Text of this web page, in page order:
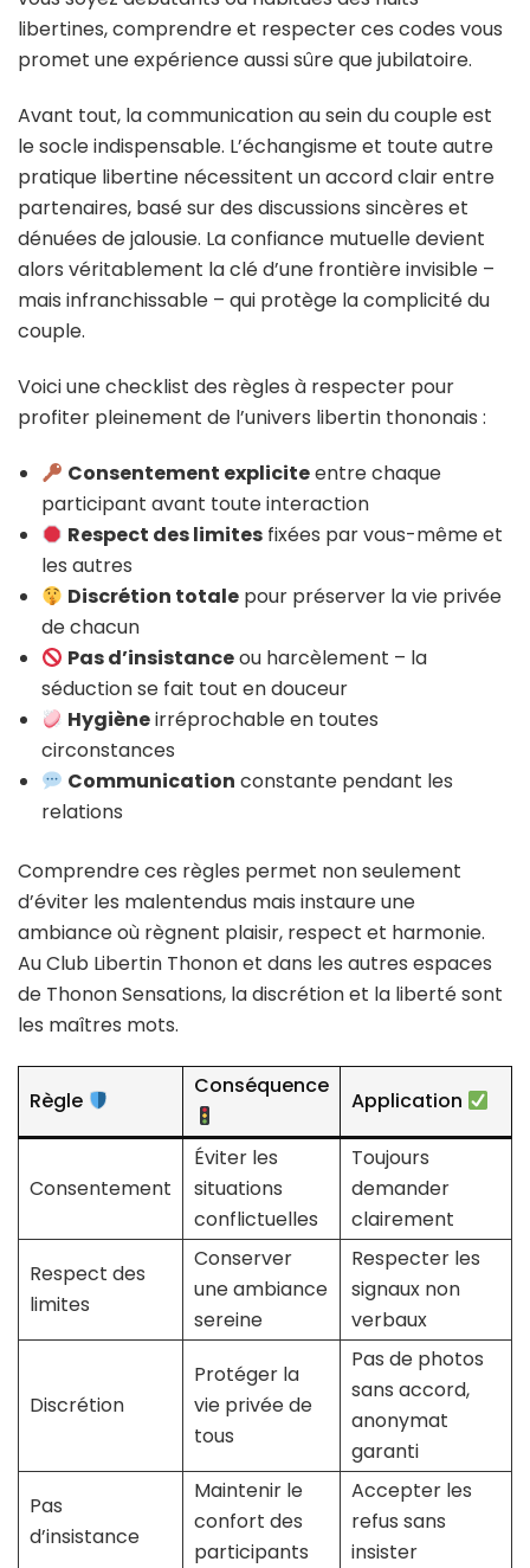
libertines, comprendre et respecter ces codes vous
promet une expérience aussi sûre que jubilatoire.
Avant tout, la communication au sein du couple est
le socle indispensable. L’échangisme et toute autre
pratique libertine nécessitent un accord clair entre
partenaires, basé sur des discussions sincères et
dénuées de jalousie. La confiance mutuelle devient
alors véritablement la clé d’une frontière invisible –
mais infranchissable – qui protège la complicité du
couple.
Voici une checklist des règles à respecter pour
profiter pleinement de l’univers libertin thononais :
Consentement expliciteentre chaque
participant avant toute interaction
Respect des limites fixées par vous-même et
les autres
Discrétion totale pour préserver la vie privée
de chacun
Pas d’insistanceou harcèlement – la
séduction se fait tout en douceur
Hygièneirréprochable en toutes
circonstances
Communication constante pendant les
relations
Comprendre ces règles permet non seulement
d’éviter les malentendus mais instaure une
ambiance où règnent plaisir, respect et harmonie.
Au Club Libertin Thonon et dans les autres espaces
de Thonon Sensations, la discrétion et la liberté sont
les maîtres mots.
Règle
Conséquence
Application
Consentement
Éviter les
situations
conflictuelles
Toujours
demander
clairement
Respect des
limites
Conserver
une ambiance
sereine
Respecter les
signaux non
verbaux
Discrétion
Protéger la
vie privée de
tous
Pas de photos
sans accord,
anonymat
garanti
Pas
d’insistance
Maintenir le
confort des
participants
Accepter les
refus sans
insister